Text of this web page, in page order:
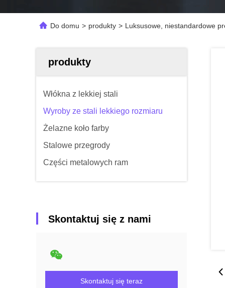
Do domu > produkty > Luksusowe, niestandardowe
produkty
Włókna z lekkiej stali
Wyroby ze stali lekkiego rozmiaru
Żelazne koło farby
Stalowe przegrody
Części metalowych ram
Skontaktuj się z nami
Skontaktuj się teraz